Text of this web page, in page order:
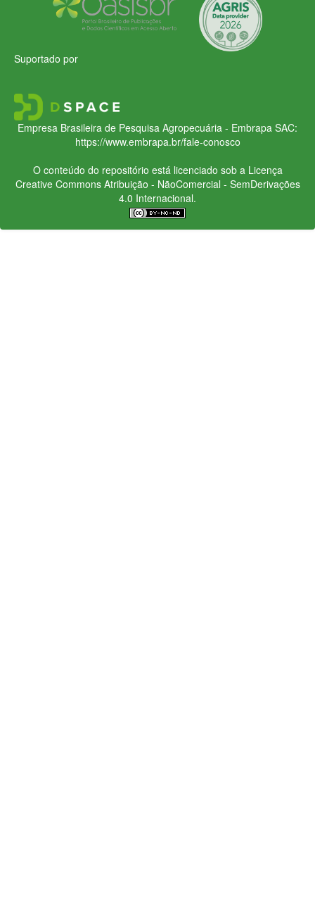
Suportado por
Empresa Brasileira de Pesquisa Agropecuária - Embrapa SAC:
https://www.embrapa.br/fale-conosco
O conteúdo do repositório está licenciado sob a Licença
Creative CommonsAtribuição - NãoComercial - SemDerivações
4.0 Internacional.